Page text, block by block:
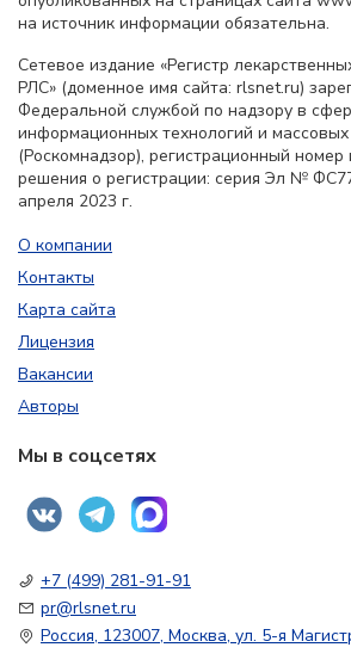
на источник информации обязательна.
Сетевое издание «Регистр
РЛС» (доменное имя сайта: rlsnet.ru)
Федеральной службой по надзору в
информационных технологий и
(Роскомнадзор), регистрационный номер
решения о регистрации: серия Эл №
апреля 2023 г.
О компании
Контакты
Карта сайта
Лицензия
Вакансии
Авторы
Мы в соцсетях
+7 (499) 281-91-91
pr@rlsnet.ru
Россия, 123007, Москва, ул. 5-я